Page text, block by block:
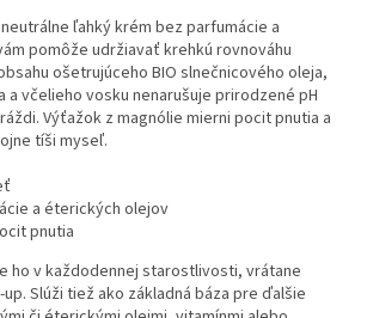
ľahký krém bez parfumácie a
pomôže udržiavať krehkú rovnováhu
ošetrujúceho BIO slnečnicového oleja,
a včelieho vosku nenarušuje prirodzené pH
Výťažok z magnólie mierni pocit pnutia a
tíši myseľ.
a éterických olejov
pnutia
ho v každodennej starostlivosti, vrátane
Slúži tiež ako základná báza pre ďalšie